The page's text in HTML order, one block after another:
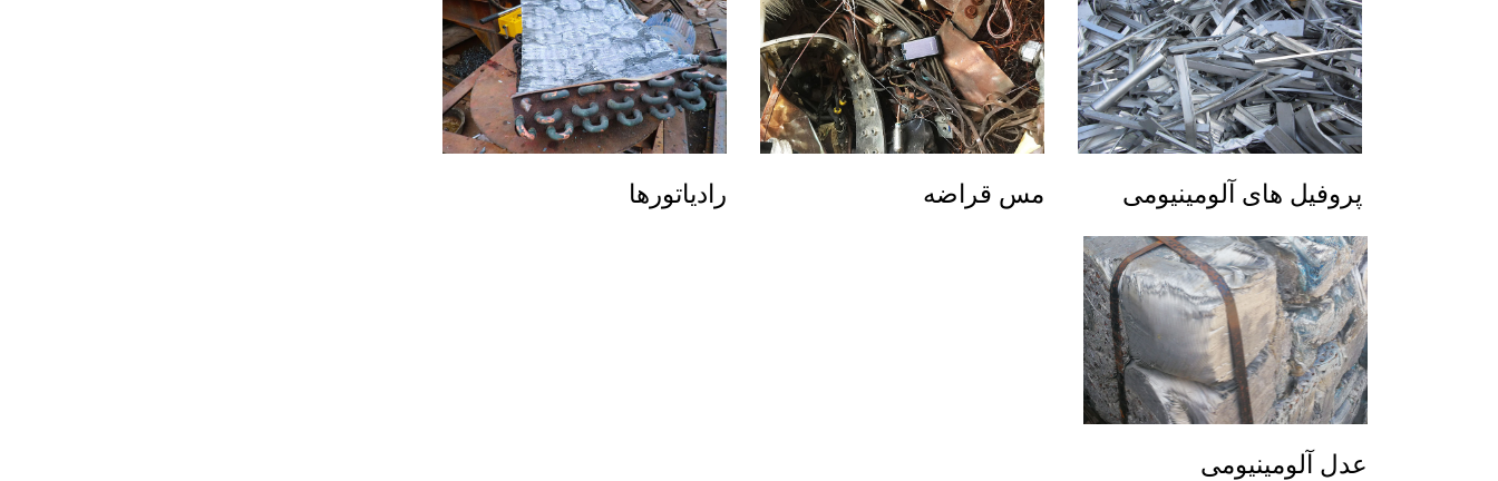
پروفیل های آلومینیومی مس قراضه رادیاتورها
عدل آلومینیومی